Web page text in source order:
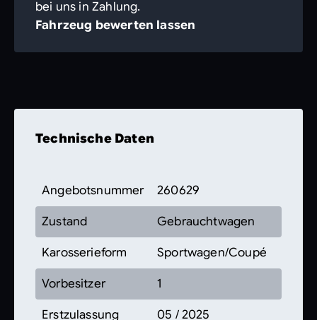
bei uns in Zahlung.
Fahrzeug bewerten lassen
Technische Daten
Angebotsnummer 260629
Zustand Gebrauchtwagen
Karosserieform Sportwagen/Coupé
Vorbesitzer 1
Erstzulassung 05 / 2025